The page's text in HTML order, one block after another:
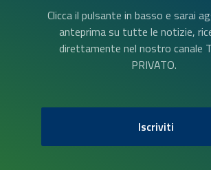
Clicca il pulsante in basso e sarai
anteprima su tutte le notizie,
direttamente nel nostro canale
PRIVATO.
Iscriviti